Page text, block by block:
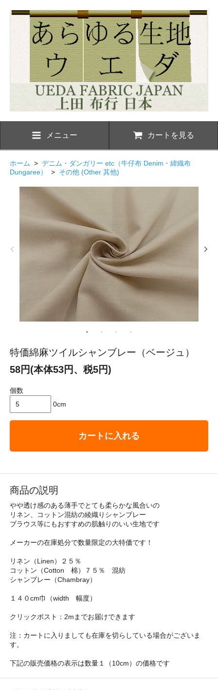
メニュー カートを見る
ホーム > デニム・ダンガリー etc（牛仔布 Denim・緯織布
Dungaree）
> その他 (Other 其他)
特価綿麻ツイルシャンブレー（ベージュ）
58円(本体53円、税5円)
個数
0cm
カートに入れる
商品の説明
やや透け感のある薄手でとても柔らかな風合いの
リネン、コットン混紡の綾織りシャンブレー
ブラウス等にもおすすめの肌触りのいい生地です
メーカーの在庫処分で数量限定の大特価です！
リネン（Linen）２５％
コットン（Cotton 棉）７５％ 混紡
シャンブレー（Chambray）
１４０cm巾（width 幅度）
クリックポスト：2mまでお届けできます
注：カートに入りましても在庫を切らしている場合がございま
す。
下記の販売価格の表示は数量１（10cm）の価格です